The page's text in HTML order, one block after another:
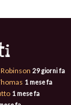
29 giorni fa
1 mese fa
1 mese fa